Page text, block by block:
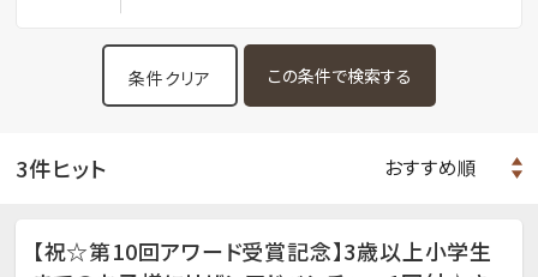
条件クリア
3件ヒット
【祝☆第10回アワード受賞記念】3歳以上小学生